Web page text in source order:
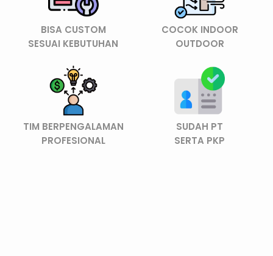
BISA CUSTOM
SESUAI KEBUTUHAN
COCOK INDOOR
OUTDOOR
TIM BERPENGALAMAN
PROFESIONAL
SUDAH PT
SERTA PKP